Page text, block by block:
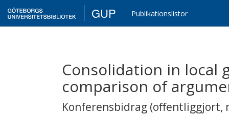
GUP Publikationslistor
Consolidation in local
comparison of
Konferensbidrag (offentliggjort,